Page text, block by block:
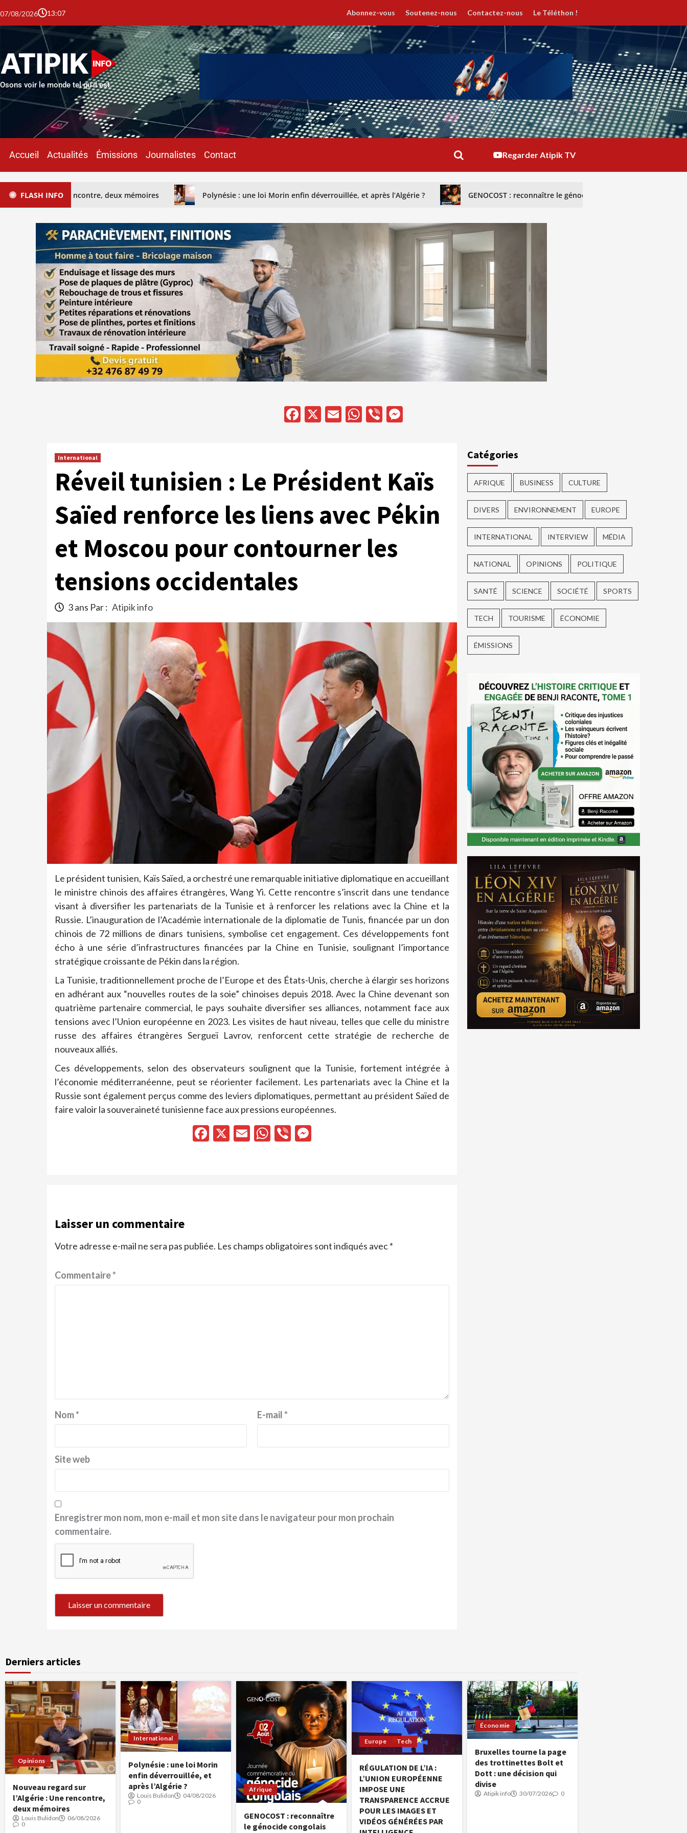
07/08/2026 13:07 Abonnez-vous Soutenez-nous Contactez-nous Le Téléthon !
Osons voir le monde tel qu'il est.
Accueil Actualités Émissions Journalistes Contact Regarder Atipik TV
FLASH INFO
deux mémoires Polynésie : une loi Morin enfin déverrouillée, et après l’Algérie ? GENOCOST : reconnaître le génocide congolais pour briser le silence
Facebook
X EmailWhatsApp
Viber
International
Réveil tunisien : Le Président Kaïs
Saïed renforce les liens avec Pékin
et Moscou pour contourner les
tensions occidentales
3 ans Par : Atipik info
Le président tunisien, Kaïs Saïed, a orchestré une remarquable initiative diplomatique en accueillant
le ministre chinois des affaires étrangères, Wang Yi. Cette rencontre s’inscrit dans une tendance
visant à diversifier les partenariats de la Tunisie et à renforcer les relations avec la Chine et la
Russie. L’inauguration de l’Académie internationale de la diplomatie de Tunis, financée par un don
chinois de 72 millions de dinars tunisiens, symbolise cet engagement. Ces développements font
écho à une série d’infrastructures financées par la Chine en Tunisie, soulignant l’importance
stratégique croissante de Pékin dans la région.
La Tunisie, traditionnellement proche de l’Europe et des États-Unis, cherche à élargir ses horizons
en adhérant aux “nouvelles routes de la soie” chinoises depuis 2018. Avec la Chine devenant son
quatrième partenaire commercial, le pays souhaite diversifier ses alliances, notamment face aux
tensions avec l’Union européenne en 2023. Les visites de haut niveau, telles que celle du ministre
russe des affaires étrangères Sergueï Lavrov, renforcent cette stratégie de recherche de
nouveaux alliés.
Ces développements, selon des observateurs soulignent que la Tunisie, fortement intégrée à
l’économie méditerranéenne, peut se réorienter facilement. Les partenariats avec la Chine et la
Russie sont également perçus comme des leviers diplomatiques, permettant au président Saïed de
faire valoir la souveraineté tunisienne face aux pressions européennes.
Facebook
X EmailWhatsApp
Viber
Laisser un commentaire
Votre adresse e-mail ne sera pas publiée. Les champs obligatoires sont indiqués avec*
Commentaire*
Nom* E-mail*
Site web
Enregistrer mon nom, mon e-mail et mon site dans le navigateur pour mon prochain
commentaire.
Catégories
AFRIQUE BUSINESS CULTURE
DIVERS ENVIRONNEMENT EUROPE
INTERNATIONAL INTERVIEW MÉDIA
NATIONAL OPINIONS POLITIQUE
SANTÉ SCIENCE SOCIÉTÉ SPORTS
TECH TOURISME ÉCONOMIE
ÉMISSIONS
Derniers articles
Opinions
Nouveau regard sur
l’Algérie : Une rencontre,
deux mémoires
Louis Bulidon
06/08/2026
0
International
Polynésie : une loi Morin
enfin déverrouillée, et
après l’Algérie ?
Louis Bulidon
04/08/2026
0
Afrique
GENOCOST : reconnaître
le génocide congolais
Europe Tech
RÉGULATION DE L’IA :
L’UNION EUROPÉENNE
IMPOSE UNE
TRANSPARENCE ACCRUE
POUR LES IMAGES ET
VIDÉOS GÉNÉRÉES PAR
Économie
Bruxelles tourne la page
des trottinettes Bolt et
Dott : une décision qui
divise
Atipik info 30/07/2026 0